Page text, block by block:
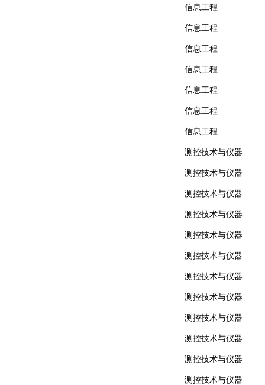
信息工程
信息工程
信息工程
信息工程
信息工程
信息工程
信息工程
测控技术与仪器
测控技术与仪器
测控技术与仪器
测控技术与仪器
测控技术与仪器
测控技术与仪器
测控技术与仪器
测控技术与仪器
测控技术与仪器
测控技术与仪器
测控技术与仪器
测控技术与仪器